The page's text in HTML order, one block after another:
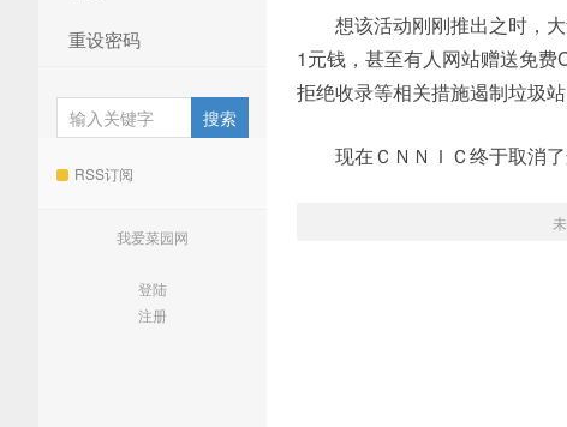
重设密码
RSS订阅
我爱菜园网
登陆
注册
想该活动刚刚推出之时，大
1元钱，甚至有人网站赠送免费
拒绝收录等相关措施遏制垃圾
现在ＣＮＮＩＣ终于取消了